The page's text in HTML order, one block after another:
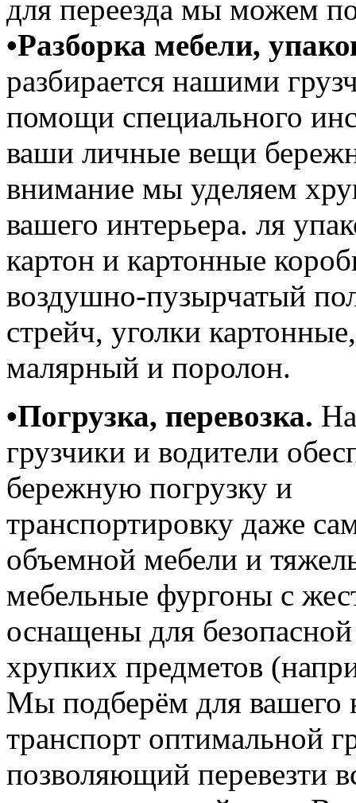
для переезда мы можем
•Разборка мебели,
разбирается нашими
помощи специального
ваши личные вещи
внимание мы уделяем
вашего интерьера. ля
картон и картонные
воздушно-пузырчатый
стрейч, уголки
малярный и поролон.
•Погрузка, перевозка.
грузчики и водители
бережную погрузку и
транспортировку даже
объемной мебели и
мебельные фургоны с
оснащены для
хрупких предметов
Мы подберём для вашего
транспорт оптимальной
позволяющий перевезти